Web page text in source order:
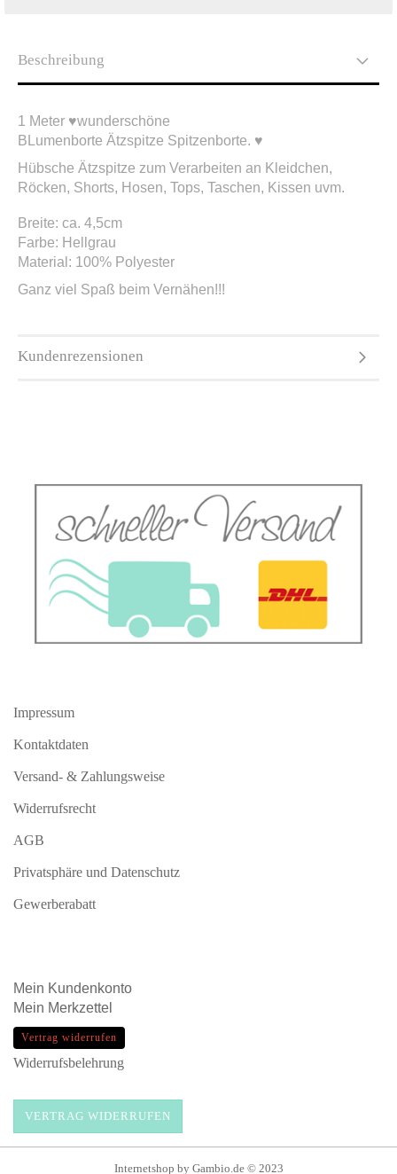
Beschreibung
1 Meter ♥wunderschöne
BLumenborte Ätzspitze Spitzenborte. ♥
Hübsche Ätzspitze zum Verarbeiten an Kleidchen,
Röcken, Shorts, Hosen, Tops, Taschen, Kissen uvm.
Breite: ca. 4,5cm
Farbe: Hellgrau
Material: 100% Polyester
Ganz viel Spaß beim Vernähen!!!
Kundenrezensionen
Impressum
Kontaktdaten
Versand- & Zahlungsweise
Widerrufsrecht
AGB
Privatsphäre und Datenschutz
Gewerberabatt
Mein Kundenkonto
Mein Merkzettel
Vertrag widerrufen
Widerrufsbelehrung
VERTRAG WIDERRUFEN
Internetshop by Gambio.de © 2023